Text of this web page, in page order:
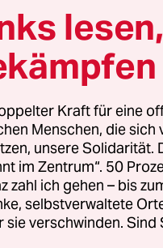
im Mittelmeer
- ohne
227 Flüchtlingen
von Libyen
vor Lampedusa
und Marine
Kraft für eine
Menschen, die
unsere Solidarität.
im Zentrum“. 50
zahl ich gehen – bis
selbstverwaltete
sie verschwinden. Sind